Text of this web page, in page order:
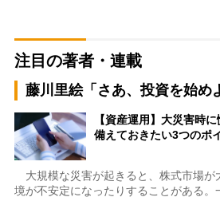
注目の著者・連載
藤川里絵「さあ、投資を始め
【資産運用】大災害時
備えておきたい3つのポ
大規模な災害が起きると、株式市場が
境が不安定になったりすることがある